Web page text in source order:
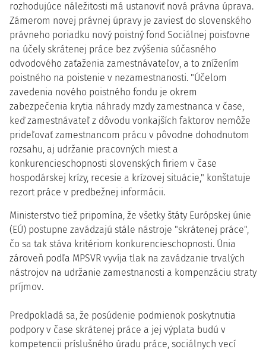
rozhodujúce náležitosti má ustanoviť nová právna úprava.
Zámerom novej právnej úpravy je zaviesť do slovenského
právneho poriadku nový poistný fond Sociálnej poisťovne
na účely skrátenej práce bez zvýšenia súčasného
odvodového zaťaženia zamestnávateľov, a to znížením
poistného na poistenie v nezamestnanosti. "Účelom
zavedenia nového poistného fondu je okrem
zabezpečenia krytia náhrady mzdy zamestnanca v čase,
keď zamestnávateľ z dôvodu vonkajších faktorov nemôže
prideľovať zamestnancom prácu v pôvodne dohodnutom
rozsahu, aj udržanie pracovných miest a
konkurencieschopnosti slovenských firiem v čase
hospodárskej krízy, recesie a krízovej situácie," konštatuje
rezort práce v predbežnej informácii.
Ministerstvo tiež pripomína, že všetky štáty Európskej únie
(EÚ) postupne zavádzajú stále nástroje "skrátenej práce",
čo sa tak stáva kritériom konkurencieschopnosti. Únia
zároveň podľa MPSVR vyvíja tlak na zavádzanie trvalých
nástrojov na udržanie zamestnanosti a kompenzáciu straty
príjmov.
Predpokladá sa, že posúdenie podmienok poskytnutia
podpory v čase skrátenej práce a jej výplata budú v
kompetencii príslušného úradu práce, sociálnych vecí